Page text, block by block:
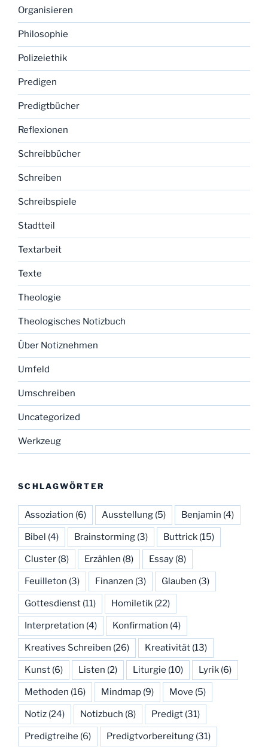
Organisieren
Philosophie
Polizeiethik
Predigen
Predigtbücher
Reflexionen
Schreibbücher
Schreiben
Schreibspiele
Stadtteil
Textarbeit
Texte
Theologie
Theologisches Notizbuch
Über Notiznehmen
Umfeld
Umschreiben
Uncategorized
Werkzeug
SCHLAGWÖRTER
Assoziation (6) Ausstellung (5) Benjamin (4)
Bibel (4) Brainstorming (3) Buttrick (15)
Cluster (8) Erzählen (8) Essay (8)
Feuilleton (3) Finanzen (3) Glauben (3)
Gottesdienst (11) Homiletik (22)
Interpretation (4) Konfirmation (4)
Kreatives Schreiben (26) Kreativität (13)
Kunst (6) Listen (2) Liturgie (10) Lyrik (6)
Methoden (16) Mindmap (9) Move (5)
Notiz (24) Notizbuch (8) Predigt (31)
Predigtreihe (6) Predigtvorbereitung (31)